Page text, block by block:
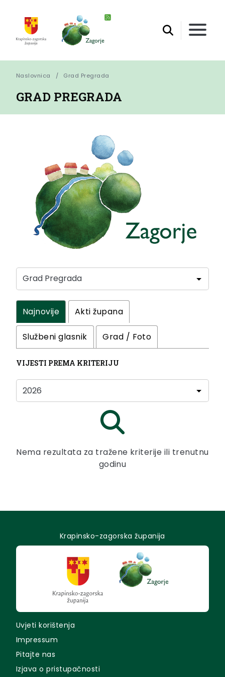
Naslovnica Grad Pregrada
GRAD PREGRADA
Najnovije Akti župana
Službeni glasnik Grad / Foto
VIJESTI PREMA KRITERIJU
Nema rezultata za tražene kriterije ili trenutnu
godinu
Krapinsko-zagorska županija
Uvjeti korištenja
Impressum
Pitajte nas
Izjava o pristupačnosti